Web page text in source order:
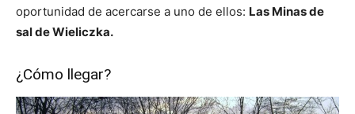
oportunidad de acercarse a uno de ellos: Las Minas de
sal de Wieliczka.
¿Cómo llegar?